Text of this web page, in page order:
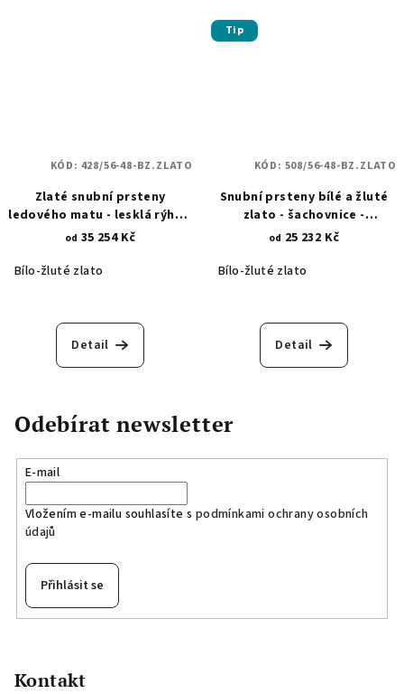
Zlaté snubní prsteny
ledového matu - lesklá rýha z
bílého zlata 428
od 35 254 Kč
Bílo-žluté zlato
Detail
KÓD: 428/56-48-BZ.ZLATO
Tip
Snubní prsteny bílé a žluté
zlato - šachovnice -
diamantový brus 508
od 25 232 Kč
Bílo-žluté zlato
Detail
KÓD: 508/56-48-BZ.ZLATO
Odebírat newsletter
E-mail
Vložením e-mailu souhlasíte s podmínkami ochrany osobních
údajů
Přihlásit se
Kontakt